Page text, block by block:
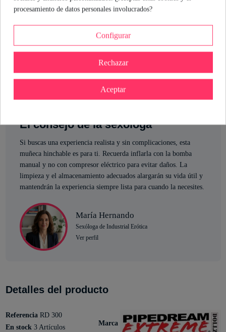
Tras el uso, limpia con agua tibia y limpiador de juguetes, seca y
La Extreme Dollz - Hannah Harper es la aliada perfecta para quienes
buscanplacer realistay sin complicaciones. Todo lo que necesitas para
una experiencia intensa, con instrucciones claras y materiales pensados para
durar.
El consejo de la sexóloga
Si buscas una experiencia realista y sin complicaciones, esta
muñeca hinchable es para ti. Recuerda inflarla con la bomba
manual y no con compresor eléctrico para evitar daños. La
limpieza y el almacenamiento adecuados alargarán su vida útil y
mantendrán la experiencia siempre lista para cuando la necesites.
María Hernando
Sexóloga de Industrial Erótica
Ver perfil
Detalles del producto
Marca
Referencia RD 300
En stock 3 Artículos
procesamiento de datos personales involucrados?
Configurar
Rechazar
Aceptar